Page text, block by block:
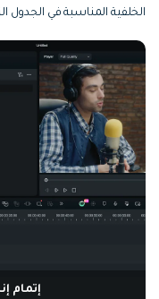
الخلفية المناسبة في الجدول
إتمام